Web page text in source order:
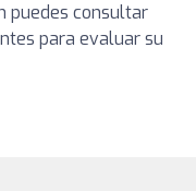
puedes consultar
para evaluar su